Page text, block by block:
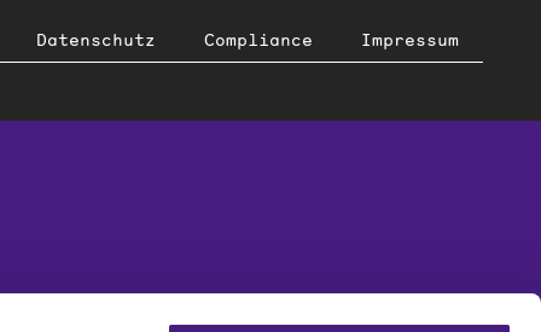
Datenschutz Compliance Impressum